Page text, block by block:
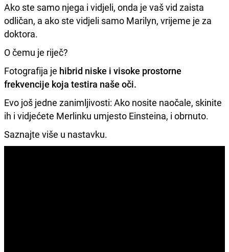
Ako ste samo njega i vidjeli, onda je vaš vid zaista
odličan, a ako ste vidjeli samo Marilyn, vrijeme je za
doktora.
O čemu je riječ?
Fotografija je hibrid niske i visoke prostorne
frekvencije koja testira naše oči.
Evo još jedne zanimljivosti: Ako nosite naočale, skinite
ih i vidjećete Merlinku umjesto Einsteina, i obrnuto.
Saznajte više u nastavku.